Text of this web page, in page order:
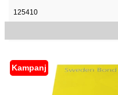
125410
Kampanj